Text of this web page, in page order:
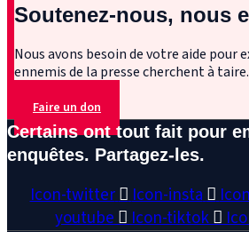
Soutenez-nous, nous
Nous avons besoin de votre aide pour
ennemis de la presse cherchent à taire.
Faire un don
Certains ont tout fait pour
enquêtes. Partagez-les.
Icon-twitter Icon-insta
youtube
Icon-tiktok